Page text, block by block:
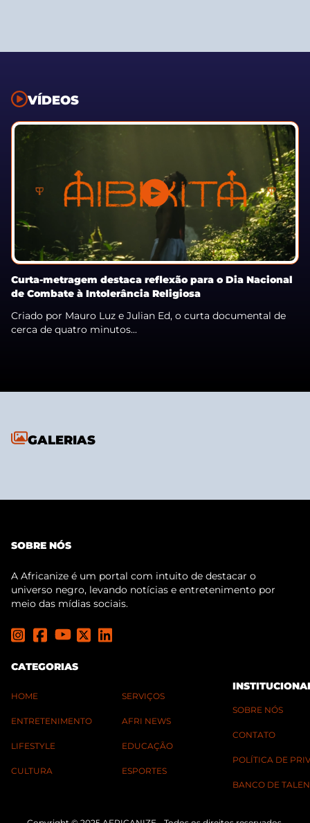
VÍDEOS
Curta-metragem destaca reflexão para o Dia Nacional
de Combate à Intolerância Religiosa
Criado por Mauro Luz e Julian Ed, o curta documental de
cerca de quatro minutos...
GALERIAS
SOBRE NÓS
A Africanize é um portal com intuito de destacar o
universo negro, levando notícias e entretenimento por
meio das mídias sociais.
CATEGORIAS
HOME
ENTRETENIMENTO
LIFESTYLE
CULTURA
SERVIÇOS
AFRI NEWS
EDUCAÇÃO
ESPORTES
SOBRE NÓS
CONTATO
POLÍTICA DE
BANCO DE